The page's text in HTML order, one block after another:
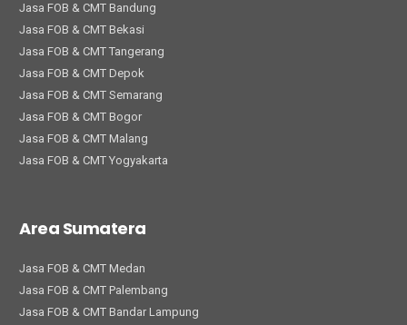
Jasa FOB & CMT Bandung
Jasa FOB & CMT Bekasi
Jasa FOB & CMT Tangerang
Jasa FOB & CMT Depok
Jasa FOB & CMT Semarang
Jasa FOB & CMT Bogor
Jasa FOB & CMT Malang
Jasa FOB & CMT Yogyakarta
Area Sumatera
Jasa FOB & CMT Medan
Jasa FOB & CMT Palembang
Jasa FOB & CMT Bandar Lampung